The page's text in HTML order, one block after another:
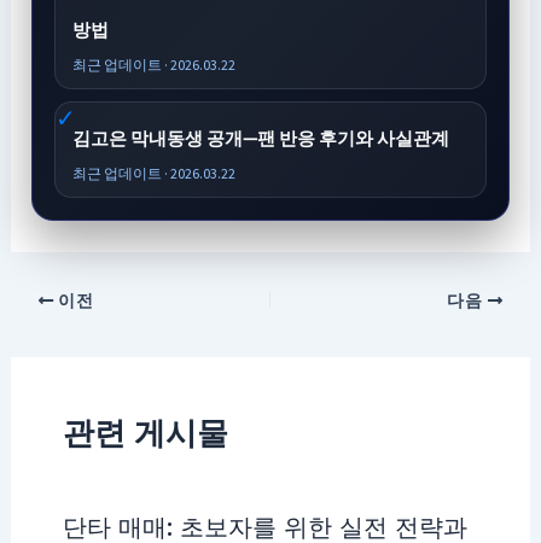
방법
최근 업데이트 · 2026.03.22
김고은 막내동생 공개—팬 반응 후기와 사실관계
최근 업데이트 · 2026.03.22
이전 다음
관련 게시물
단타 매매: 초보자를 위한 실전 전략과